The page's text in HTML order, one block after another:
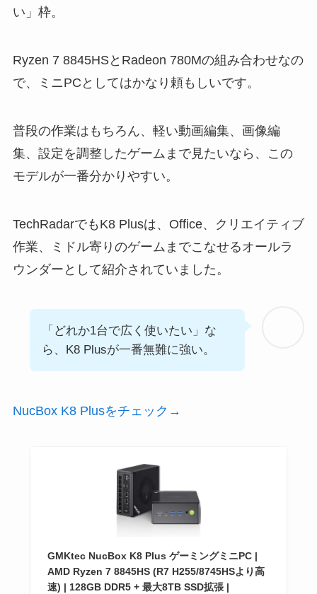
い」枠。
Ryzen 7 8845HSとRadeon 780Mの組み合わせなの
で、ミニPCとしてはかなり頼もしいです。
普段の作業はもちろん、軽い動画編集、画像編
集、設定を調整したゲームまで見たいなら、この
モデルが一番分かりやすい。
TechRadarでもK8 Plusは、Office、クリエイティブ
作業、ミドル寄りのゲームまでこなせるオールラ
ウンダーとして紹介されていました。
「どれか1台で広く使いたい」な
ら、K8 Plusが一番無難に強い。
NucBox K8 Plusをチェック→
GMKtec NucBox K8 Plus ゲーミングミニPC |
AMD Ryzen 7 8845HS (R7 H255/8745HSより高
速) | 128GB DDR5 + 最大8TB SSD拡張 |